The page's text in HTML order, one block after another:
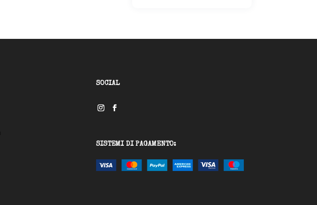
SOCIAL
SISTEMI DI PAGAMENTO: